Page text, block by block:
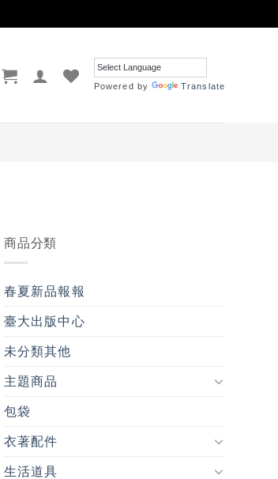
Powered by Translate
商品分類
春夏新品報報
臺大出版中心
未分類其他
主題商品
包袋
衣著配件
生活道具